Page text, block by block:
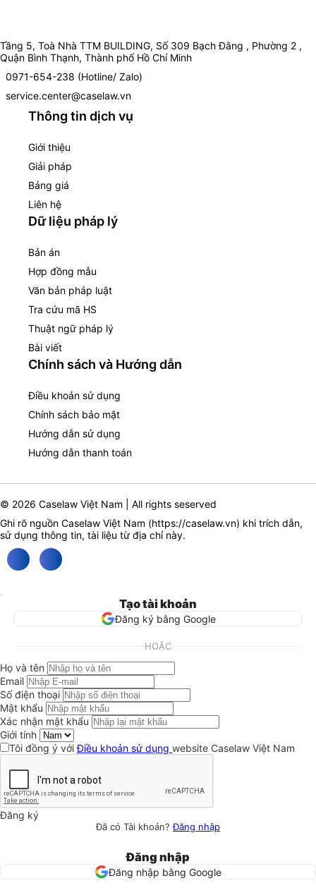
Tầng 5, Toà Nhà TTM BUILDING, Số 309 Bạch Đằng , Phường 2 ,
Quận Bình Thạnh, Thành phố Hồ Chí Minh
0971-654-238 (Hotline/ Zalo)
service.center@caselaw.vn
Thông tin dịch vụ
Giới thiệu
Giải pháp
Bảng giá
Liên hệ
Dữ liệu pháp lý
Bản án
Hợp đồng mẫu
Văn bản pháp luật
Tra cứu mã HS
Thuật ngữ pháp lý
Bài viết
Chính sách và Hướng dẫn
Điều khoản sử dụng
Chính sách bảo mật
Hướng dẫn sử dụng
Hướng dẫn thanh toán
© 2026 Caselaw Việt Nam | All rights seserved
Ghi rõ nguồn Caselaw Việt Nam (https://caselaw.vn) khi trích dẫn,
sử dụng thông tin, tài liệu từ địa chỉ này.
Tạo tài khoản
Đăng ký bằng Google
HOẶC
Họ và tên
Email
Số điện thoại
Mật khẩu
Xác nhận mật khẩu
Giới tính
Tôi đồng ý vớiĐiều khoản sử dụng website Caselaw Việt Nam
Đăng ký
Đã có Tài khoản?Đăng nhập
Đăng nhập
Đăng nhập bằng Google